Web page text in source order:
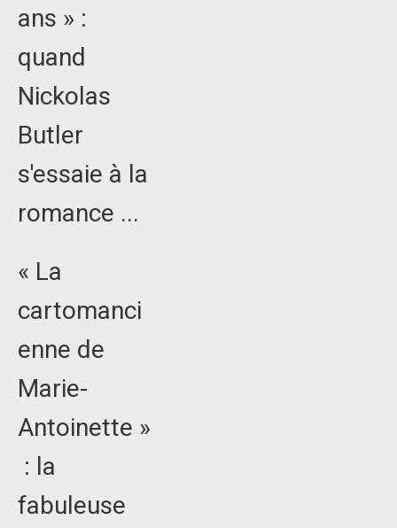
ans » :
quand
Nickolas
Butler
s'essaie à la
romance ...
« La
cartomanci
enne de
Marie-
Antoinette »
: la
fabuleuse